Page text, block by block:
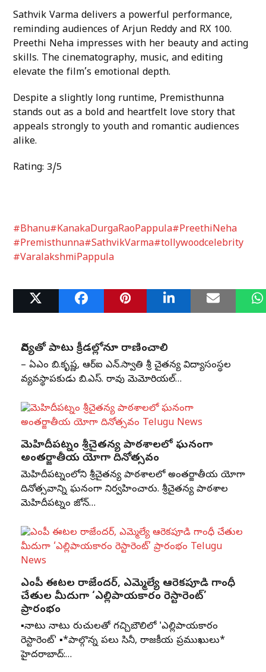
Sathvik Varma delivers a powerful performance,
reminding audiences of Arjun Reddy and RX 100.
Preethi Neha impresses with her beauty and acting
skills. The cinematography, music, and editing
elevate the film’s emotional depth.
Despite a slightly long runtime, Premisthunna
stands out as a bold and heartfelt love story that
appeals strongly to youth and romantic audiences
alike.
Rating: 3/5
#Bhanu#KanakaDurgaRaoPappula#PreethiNeha
#Premisthunna#SathvikVarma#tollywoodcelebrity
#VaralakshmiPappula
Related Posts
విద్యతో పాటు క్రీడల్లోనూ రాణించాలి
– ఏజీఎం బి.కృష్ణ, ఆర్‌ఐ ఎన్‌.స్వాతి శ్రీ చైతన్య విద్యాసంస్థల
వ్యవస్థాపకుడు బి.ఎస్‌. రావు మెమోరియల్‌…
మెహిదీపట్నం శ్రీచైతన్య పాఠశాలలో ఘనంగా
అంతర్జాతీయ యోగా దినోత్సవం
మెహిదీపట్నంలోని శ్రీచైతన్య పాఠశాలలో అంతర్జాతీయ యోగా
దినోత్సవాన్ని ఘనంగా నిర్వహించారు. శ్రీచైతన్య పాఠశాల
మెహిదీపట్నం జోన్‌…
ఎంపీ ఈటల రాజేందర్, ఎమ్మెల్యే ఆరెకపూడి గాంధీ
చేతుల మీదుగా ‘ఎల్లిపాయకారం రెస్టారెంట్’
ప్రారంభం
▪️నాటు నాటు రుచులతో గచ్చిబౌలిలో 'ఎల్లిపాయకారం
రెస్టారెంట్' ▪️*పాల్గొన్న పలు సినీ, రాజకీయ ప్రముఖులు*
హైదరాబాద్:…